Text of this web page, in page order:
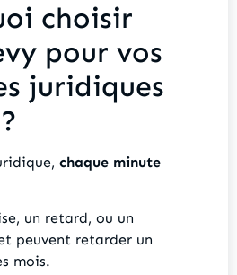
choisir
pour vos
juridiques
chaque minute
un retard, ou un
peuvent retarder un
mois.